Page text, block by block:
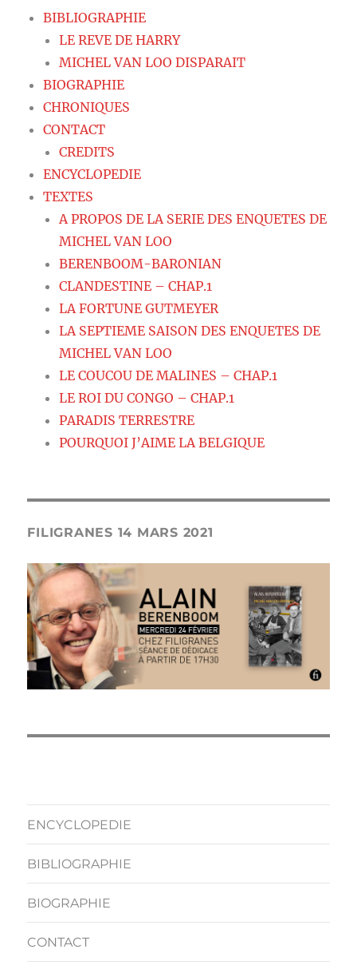
BIBLIOGRAPHIE
LE REVE DE HARRY
MICHEL VAN LOO DISPARAIT
BIOGRAPHIE
CHRONIQUES
CONTACT
CREDITS
ENCYCLOPEDIE
TEXTES
A PROPOS DE LA SERIE DES ENQUETES DE
MICHEL VAN LOO
BERENBOOM-BARONIAN
CLANDESTINE – CHAP.1
LA FORTUNE GUTMEYER
LA SEPTIEME SAISON DES ENQUETES DE
MICHEL VAN LOO
LE COUCOU DE MALINES – CHAP.1
LE ROI DU CONGO – CHAP.1
PARADIS TERRESTRE
POURQUOI J’AIME LA BELGIQUE
FILIGRANES 14 MARS 2021
ENCYCLOPEDIE
BIBLIOGRAPHIE
BIOGRAPHIE
CONTACT